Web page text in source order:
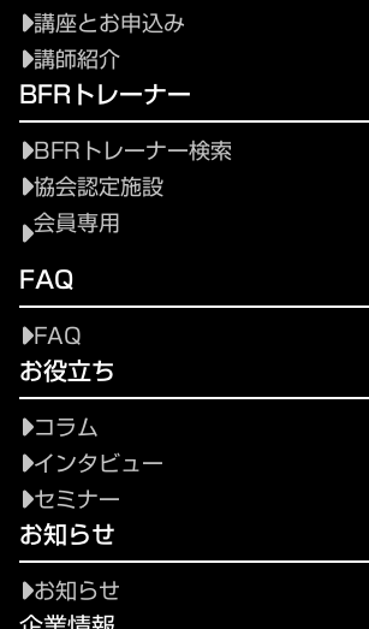
講座とお申込み
講師紹介
BFRトレーナー
BFRトレーナー検索
協会認定施設
会員専用
FAQ
FAQ
お役立ち
コラム
インタビュー
セミナー
お知らせ
お知らせ